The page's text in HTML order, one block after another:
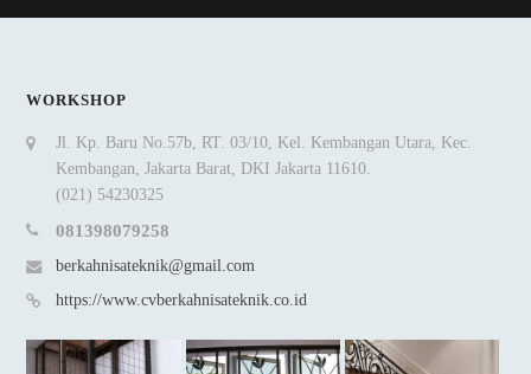
WORKSHOP
Jl. Kp. Baru No.57b, RT. 03/10, Kel. Kembangan Utara, Kec.
Kembangan, Jakarta Barat, DKI Jakarta 11610.
(021) 54230325
081398079258
berkahnisateknik@gmail.com
https://www.cvberkahnisateknik.co.id